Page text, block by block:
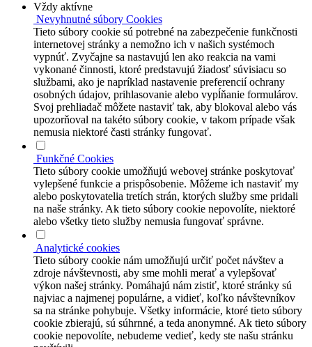
Vždy aktívne
Nevyhnutné súbory Cookies
Tieto súbory cookie sú potrebné na zabezpečenie funkčnosti
internetovej stránky a nemožno ich v našich systémoch
vypnúť. Zvyčajne sa nastavujú len ako reakcia na vami
vykonané činnosti, ktoré predstavujú žiadosť súvisiacu so
službami, ako je napríklad nastavenie preferencií ochrany
osobných údajov, prihlasovanie alebo vypĺňanie formulárov.
Svoj prehliadač môžete nastaviť tak, aby blokoval alebo vás
upozorňoval na takéto súbory cookie, v takom prípade však
nemusia niektoré časti stránky fungovať.
Funkčné Cookies
Tieto súbory cookie umožňujú webovej stránke poskytovať
vylepšené funkcie a prispôsobenie. Môžeme ich nastaviť my
alebo poskytovatelia tretích strán, ktorých služby sme pridali
na naše stránky. Ak tieto súbory cookie nepovolíte, niektoré
alebo všetky tieto služby nemusia fungovať správne.
Analytické cookies
Tieto súbory cookie nám umožňujú určiť počet návštev a
zdroje návštevnosti, aby sme mohli merať a vylepšovať
výkon našej stránky. Pomáhajú nám zistiť, ktoré stránky sú
najviac a najmenej populárne, a vidieť, koľko návštevníkov
sa na stránke pohybuje. Všetky informácie, ktoré tieto súbory
cookie zbierajú, sú súhrnné, a teda anonymné. Ak tieto súbory
cookie nepovolíte, nebudeme vedieť, kedy ste našu stránku